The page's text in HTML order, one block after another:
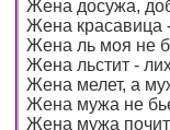
Жена досужа,
Жена красавица
Жена ль моя не
Жена льстит -
Жена мелет, а
Жена мужа не
Жена мужа